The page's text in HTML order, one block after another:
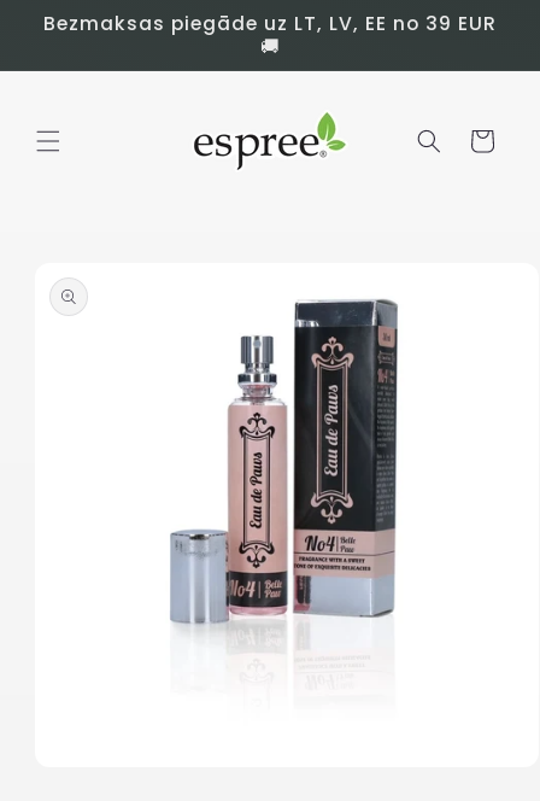
uz
Bezmaksas piegāde uz LT, LV, EE no 39 EUR
🚚
Grozs
informācijas
par preci